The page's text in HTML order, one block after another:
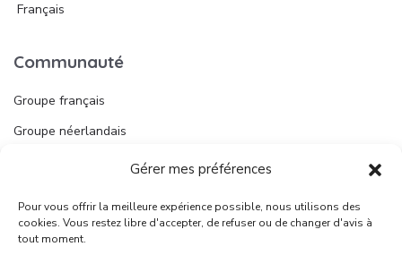
Gérer mes préférences
Pour vous offrir la meilleure expérience possible, nous utilisons des
cookies. Vous restez libre d'accepter, de refuser ou de changer d'avis à
tout moment.
Français
Communauté
Groupe français
Groupe néerlandais
Publier une annonce